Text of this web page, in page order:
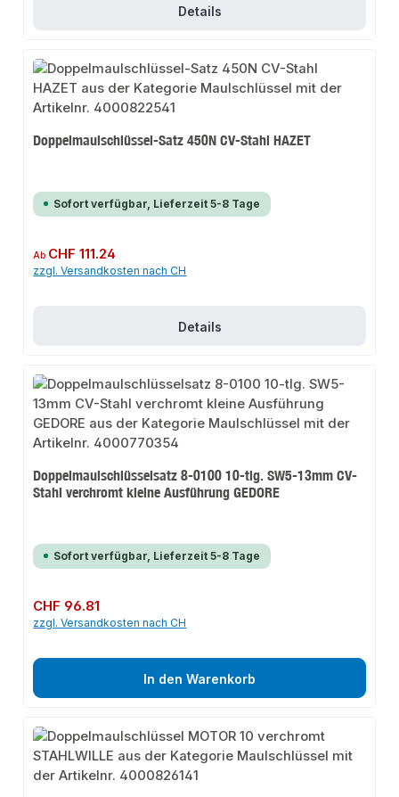
Details
Doppelmaulschlüssel-Satz 450N CV-Stahl HAZET
Sofort verfügbar, Lieferzeit 5-8 Tage
Regulärer Preis:
Ab CHF 111.24
zzgl. Versandkosten nach CH
Details
Doppelmaulschlüsselsatz 8-0100 10-tlg. SW5-13mm CV-
Stahl verchromt kleine Ausführung GEDORE
Sofort verfügbar, Lieferzeit 5-8 Tage
Regulärer Preis:
CHF 96.81
zzgl. Versandkosten nach CH
In den Warenkorb